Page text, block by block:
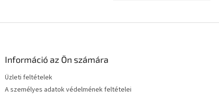
Információ az Ön számára
Üzleti feltételek
A személyes adatok védelmének feltételei